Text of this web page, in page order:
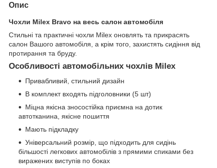
Опис
Чохли Milex Bravo на весь салон автомобіля
Стильні та практичні чохли Milex оновлять та прикрасять
салон Вашого автомобіля, а крім того, захистять сидіння від
протирання та бруду.
Особливості автомобільних чохлів Milex
Привабливий, стильний дизайн
В комплект входять підголовники (5 шт)
Міцна якісна зносостійка приємна на дотик
автотканина, якісне пошиття
Мають підкладку
Універсальний розмір, що підходить для сидінь
більшості легкових автомобілів з прямими спиками без
виражених виступів по боках